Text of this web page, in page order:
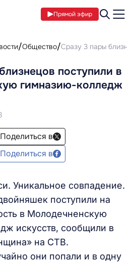
Прямой эфир
Общество Сразу 3 пары
поступили в
гимназию-колледж
Поделиться в
Поделиться в
Уникальное совпадение.
поступили на
в Молодечненскую
искусств, сообщили в
на СТВ.
они попали и в одну